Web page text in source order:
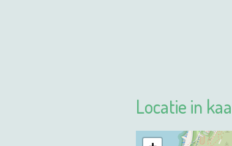
Locatie in